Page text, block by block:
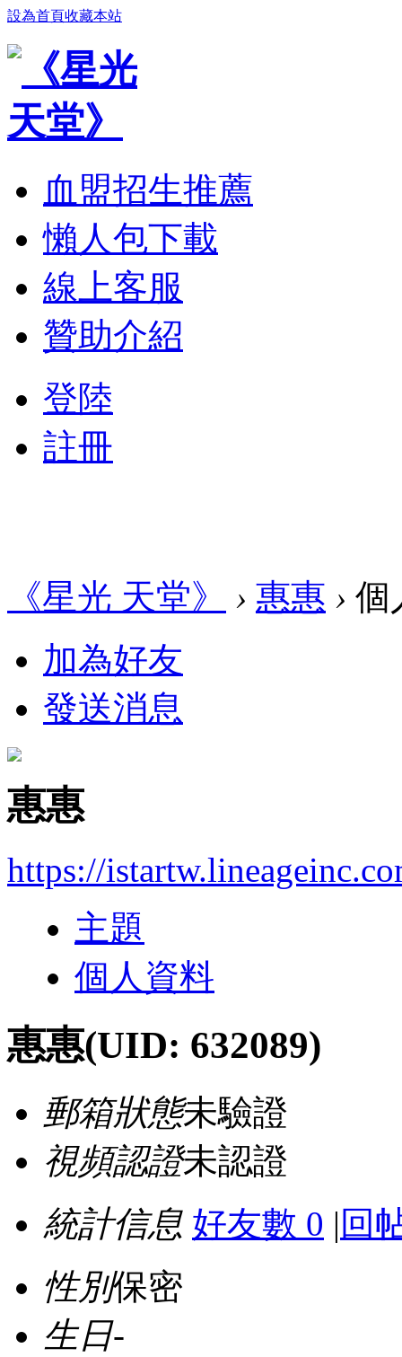
設為首頁收藏本站
血盟招生推薦
懶人包下載
線上客服
贊助介紹
登陸
註冊
《星光 天堂》 › 惠惠 › 個
加為好友
發送消息
惠惠
https://
主題
個人資料
惠惠(UID: 632089)
郵箱狀態未驗證
視頻認證未認證
統計信息 好友數 0 | 回
性別保密
生日-